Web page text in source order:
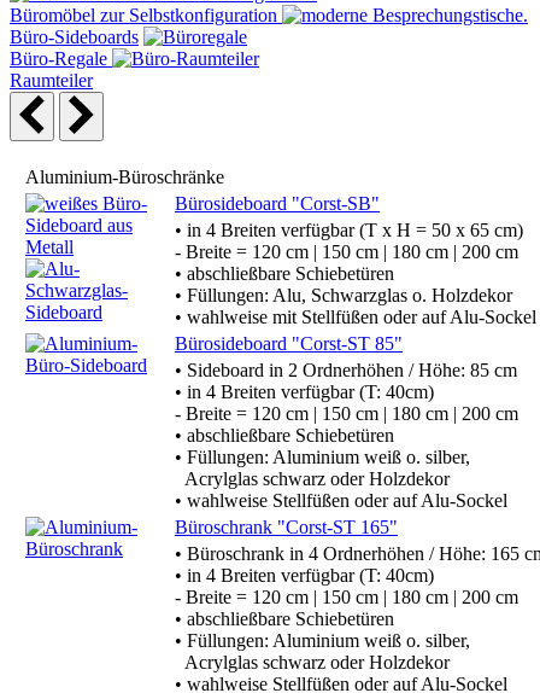
Büromöbel zur Selbstkonfiguration
Büro-Sideboards
Büro-Regale
Raumteiler
Aluminium-Büroschränke
Bürosideboard "Corst-SB"
• in 4 Breiten verfügbar (T x H = 50 x 65 cm)
- Breite = 120 cm | 150 cm | 180 cm | 200 cm
• abschließbare Schiebetüren
• Füllungen: Alu, Schwarzglas o. Holzdekor
• wahlweise mit Stellfüßen oder auf Alu-Sockel
Bürosideboard "Corst-ST 85"
• Sideboard in 2 Ordnerhöhen / Höhe: 85 cm
• in 4 Breiten verfügbar (T: 40cm)
- Breite = 120 cm | 150 cm | 180 cm | 200 cm
• abschließbare Schiebetüren
• Füllungen: Aluminium weiß o. silber,
Acrylglas schwarz oder Holzdekor
• wahlweise Stellfüßen oder auf Alu-Sockel
Büroschrank "Corst-ST 165"
• Büroschrank in 4 Ordnerhöhen / Höhe: 165
• in 4 Breiten verfügbar (T: 40cm)
- Breite = 120 cm | 150 cm | 180 cm | 200 cm
• abschließbare Schiebetüren
• Füllungen: Aluminium weiß o. silber,
Acrylglas schwarz oder Holzdekor
• wahlweise Stellfüßen oder auf Alu-Sockel